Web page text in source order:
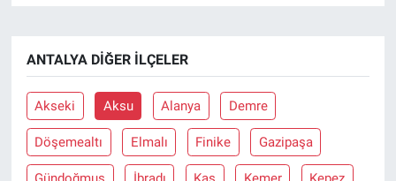
ANTALYA DIĞER İLÇELER
Akseki Aksu Alanya Demre
Döşemealtı Elmalı Finike Gazipaşa